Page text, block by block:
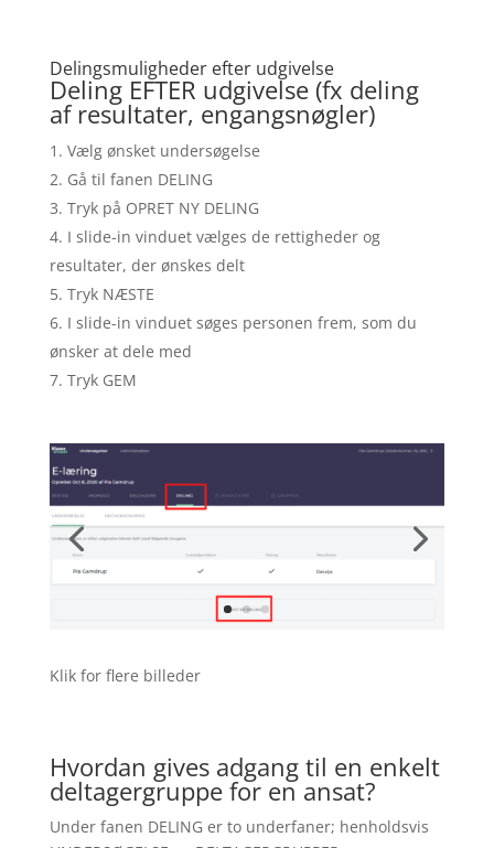
Delingsmuligheder efter udgivelse
Deling EFTER udgivelse (fx deling
af resultater, engangsnøgler)
Vælg ønsket undersøgelse
Gå til fanen DELING
Tryk på OPRET NY DELING
I slide-in vinduet vælges de rettigheder og
resultater, der ønskes delt
Tryk NÆSTE
I slide-in vinduet søges personen frem, som du
ønsker at dele med
Tryk GEM
Klik for flere billeder
Hvordan gives adgang til en enkelt
deltagergruppe for en ansat?
Under fanen DELING er to underfaner; henholdsvis